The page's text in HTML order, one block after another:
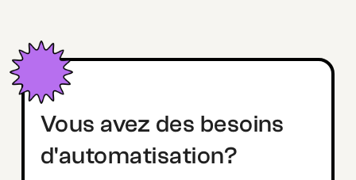
Vous avez des besoins
d'automatisation?